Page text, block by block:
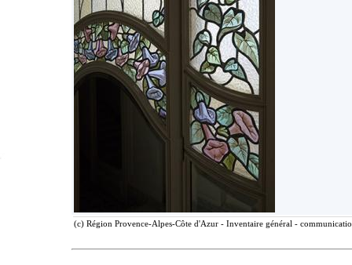
(c) Région Provence-Alpes-Côte d'Azur - Inventaire général -